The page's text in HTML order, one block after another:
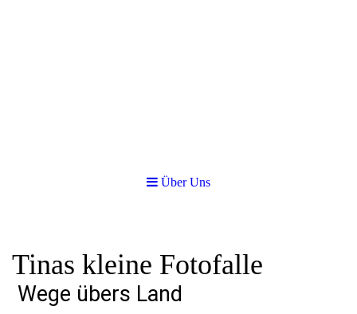
Über Uns
Tinas kleine Fotofalle
Wege übers Land